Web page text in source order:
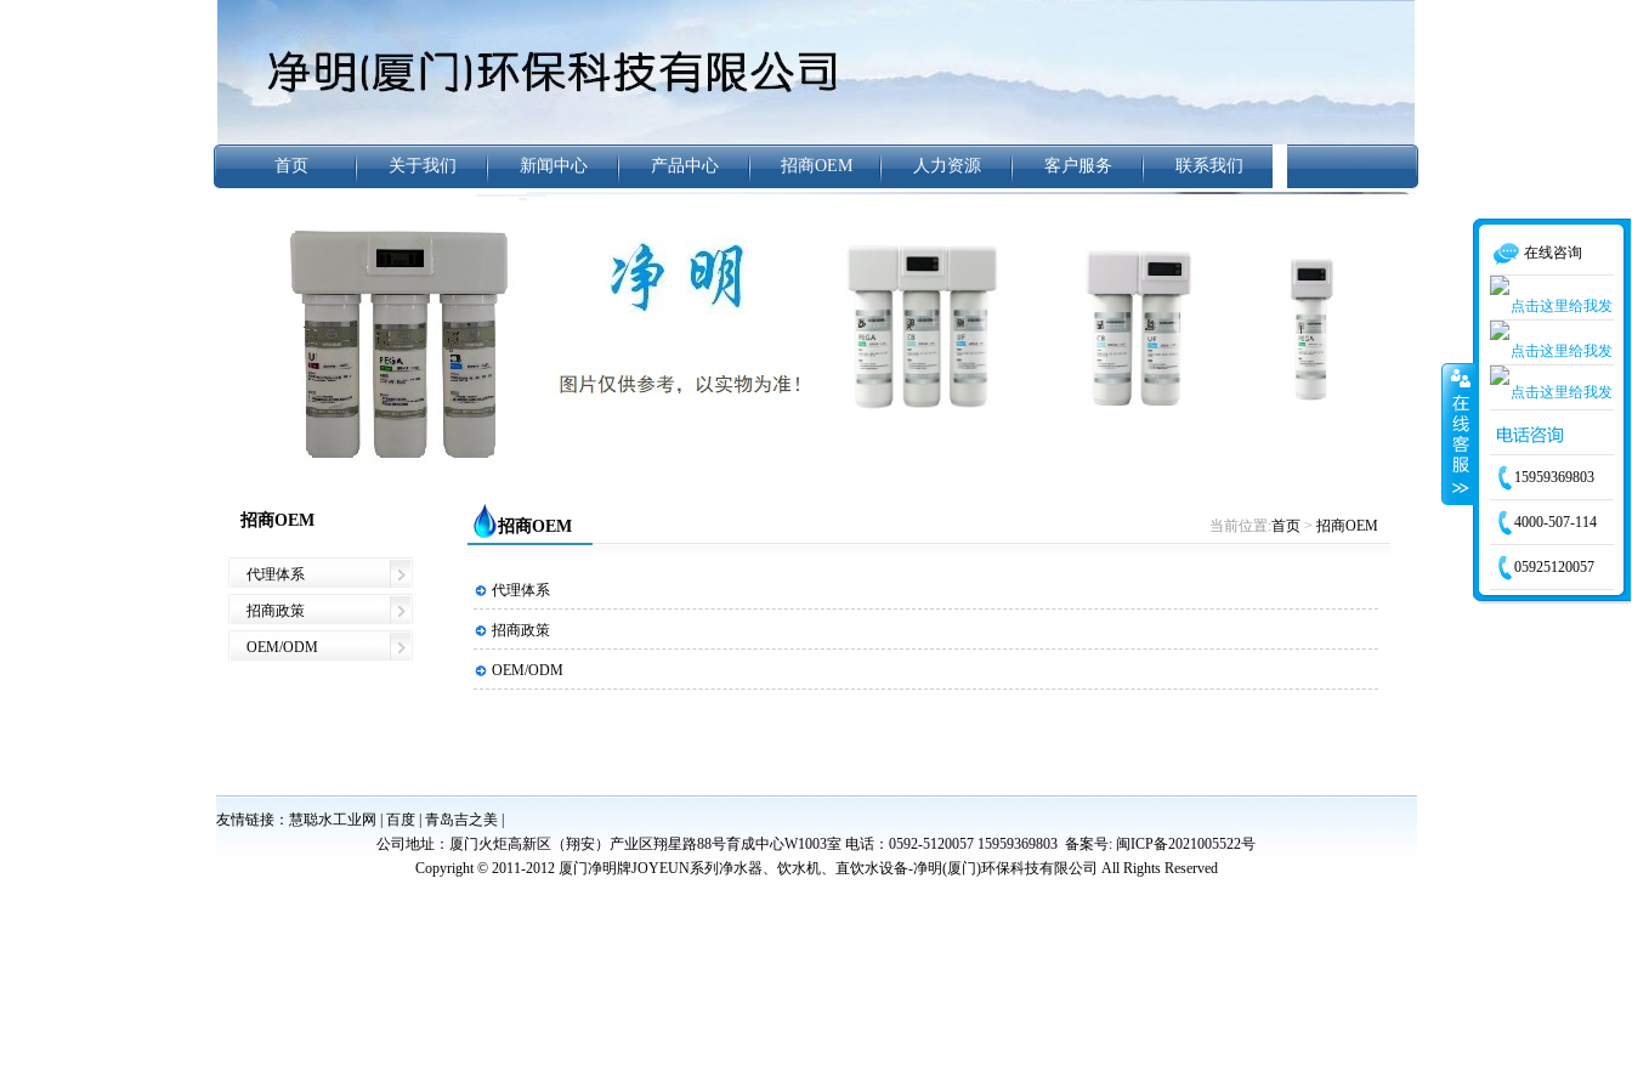
首页 关于我们 新闻中心 产品中心 招商OEM 人力资源 客户服务 联系我们
招商OEM
代理体系
招商政策
OEM/ODM
当前位置:首页> 招商OEM
招商OEM
代理体系
招商政策
OEM/ODM
友情链接： 慧聪水工业网 百度| 青岛吉之美|
公司地址：厦门火炬高新区（翔安）产业区翔星路88号育成中心W1003室 电话：0592-5120057 15959369803 备案号: 闽ICP备2021005522号
Copyright © 2011-2012 厦门净明牌JOYEUN系列净水器、饮水机、直饮水设备-净明(厦门)环保科技有限公司 All Rights Reserved
在线咨询
15959369803
4000-507-114
05925120057